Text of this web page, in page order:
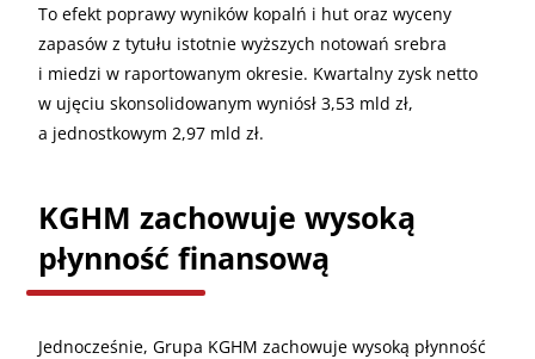
To efekt poprawy wyników kopalń i hut oraz wyceny
zapasów z tytułu istotnie wyższych notowań srebra
i miedzi w raportowanym okresie. Kwartalny zysk netto
w ujęciu skonsolidowanym wyniósł 3,53 mld zł,
a jednostkowym 2,97 mld zł.
KGHM zachowuje wysoką
płynność finansową
Jednocześnie, Grupa KGHM zachowuje wysoką płynność